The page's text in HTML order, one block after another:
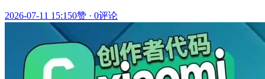
2026-07-11 15:150赞 · 0评论